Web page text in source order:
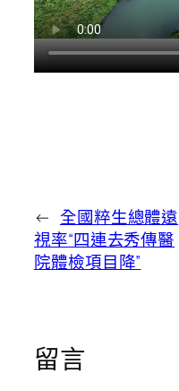
← 全國粹生總體遠
視率“四連去秀傳醫
院體檢項目降”
留言